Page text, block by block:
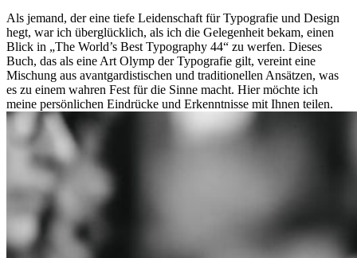
Als jemand, der eine tiefe Leidenschaft für Typografie und Design
hegt, war ich überglücklich, als ich die Gelegenheit bekam, einen
Blick in „The World’s Best Typography 44“ zu werfen. Dieses
Buch, das als eine Art Olymp der Typografie gilt, vereint eine
Mischung aus avantgardistischen und traditionellen Ansätzen, was
es zu einem wahren Fest für die Sinne macht. Hier möchte ich
meine persönlichen Eindrücke und Erkenntnisse mit Ihnen teilen.